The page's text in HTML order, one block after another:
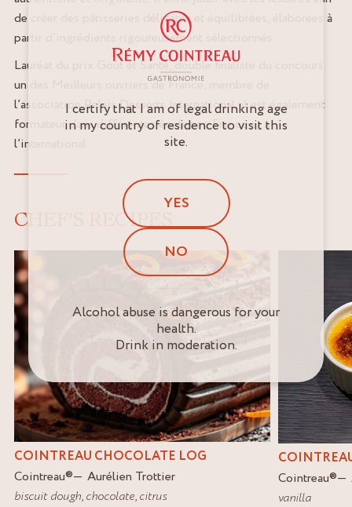
de créer des pâtisseries délicates et équilibrées, élaborées à
partir d’ingrédients rigoureusement sélectionnés.
Lauréat du prix Goût et Santé, double finaliste du concours
un des Meilleurs ouvriers de France, membre de
l’association Relais Desserts International, il est également
formateur dans différentes écoles en France et à
l’international
CHEF'S RECIPES
COINTREAU CHOCOLATE LOG
Cointreau®
Aurélien Trottier
biscuit dough,chocolate,citrus
Cointreau®
vanilla
I certify that I am of legal drinking age
in my country of residence to visit this
site.
YES
NO
Alcohol abuse is dangerous for your
health.
Drink in moderation.